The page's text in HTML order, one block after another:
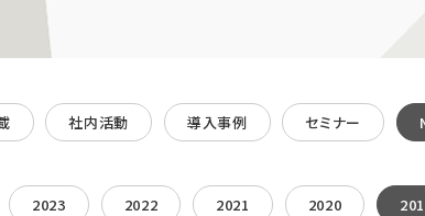
ング
の開発
店頭DXコンサルティング
デジタルサイネージ
社内活動 導入事例 セミナー
2023 2022 2021 2020